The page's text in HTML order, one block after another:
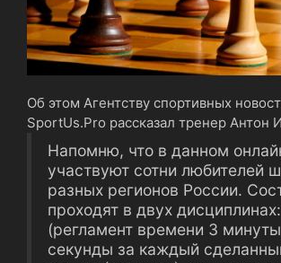
Об этом Агентству спортивных
SportUs.Pro рассказал тренер Антон
Напомню, что в данном
участвуют сотни любителей
разных регионов России.
проходят в двух
(регламент времени 3
секунды за каждый